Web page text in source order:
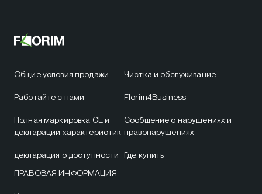
Общие условия продажи
Работайте с нами
Полная маркировка CE и
декларации характеристик
декларация о доступности
Чистка и обслуживание
Florim4Business
Сообщение о нарушениях и
правонарушениях
Где купить
ПРАВОВАЯ ИНФОРМАЦИЯ